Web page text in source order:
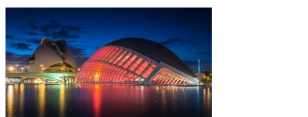
квитки
до
Іспаніїї
з
Одеси
та
Києва: